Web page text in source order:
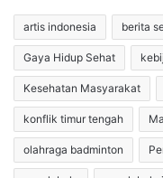
artis indonesia berita
Gaya Hidup Sehat
Kesehatan Masyarakat
konflik timur tengah
olahraga badminton